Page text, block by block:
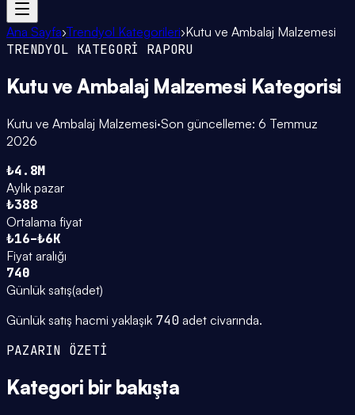
Ana Sayfa›Trendyol Kategorileri›Kutu ve Ambalaj Malzemesi
TRENDYOL KATEGORİ RAPORU
Kutu ve Ambalaj Malzemesi Kategorisi
Kutu ve Ambalaj Malzemesi·Son güncelleme: 6 Temmuz
2026
₺4.8M
Aylık pazar
₺388
Ortalama fiyat
₺16–₺6K
Fiyat aralığı
740
Günlük satış(adet)
Günlük satış hacmi yaklaşık 740adet civarında.
PAZARIN ÖZETİ
Kategori bir bakışta